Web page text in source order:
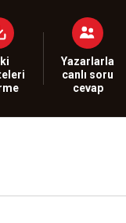
Yazarlarla
canlı soru
cevap
Namaz Vakitleri
Sesli Yayınlar